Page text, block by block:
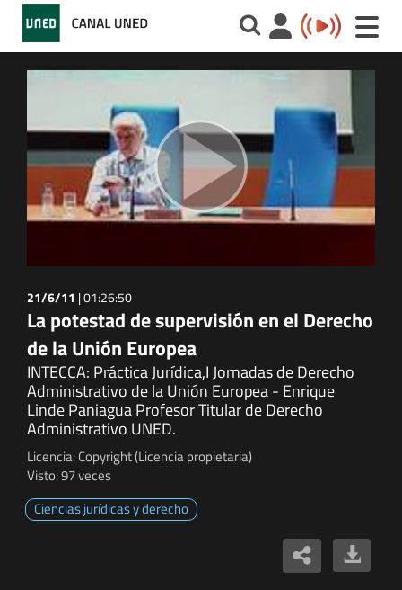
Toggle
21/6/11 |01:26:50
La potestad de supervisión en el Derecho
de la Unión Europea
INTECCA: Práctica Jurídica,I Jornadas de Derecho
Administrativo de la Unión Europea - Enrique
Linde Paniagua Profesor Titular de Derecho
Administrativo UNED.
Licencia: Copyright (Licencia propietaria)
Visto: 97 veces
Ciencias jurídicas y derecho